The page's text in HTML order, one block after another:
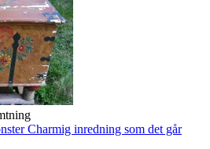
Charmig inredning som det går